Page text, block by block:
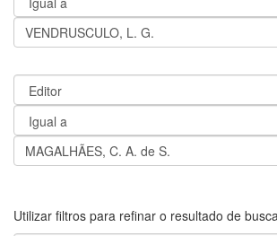
Utilizar filtros para refinar o resultado de